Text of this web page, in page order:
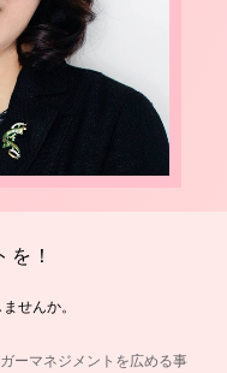
！
せんか。
ーマネジメントを広める事